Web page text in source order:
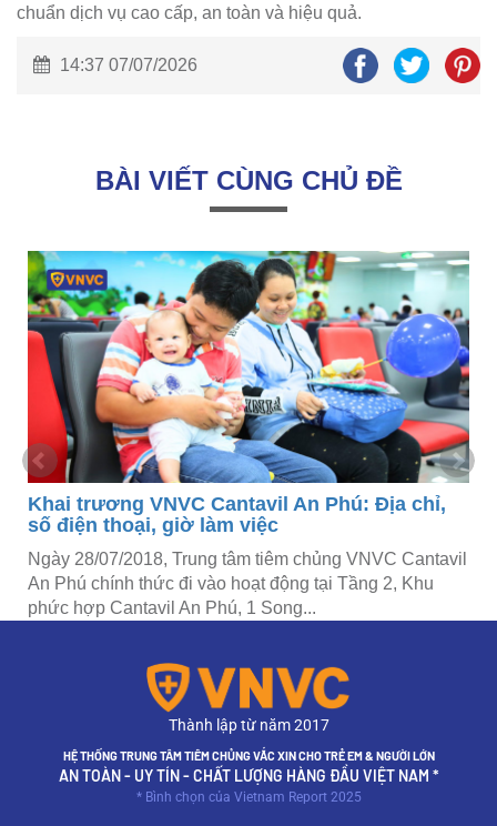
chuẩn dịch vụ cao cấp, an toàn và hiệu quả.
14:37 07/07/2026
BÀI VIẾT CÙNG CHỦ ĐỀ
Khai trương VNVC Cantavil An Phú: Địa chỉ,
số điện thoại, giờ làm việc
Ngày 28/07/2018, Trung tâm tiêm chủng VNVC Cantavil
An Phú chính thức đi vào hoạt động tại Tầng 2, Khu
phức hợp Cantavil An Phú, 1 Song...
Thành lập từ năm 2017
HỆ THỐNG TRUNG TÂM TIÊM CHỦNG VẮC XIN CHO TRẺ EM & NGƯỜI LỚN
AN TOÀN - UY TÍN - CHẤT LƯỢNG HÀNG ĐẦU VIỆT NAM *
* Bình chọn của Vietnam Report 2025